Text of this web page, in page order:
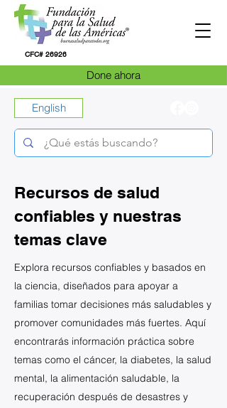
Done ahora
CFC# 26926
English
Recursos de salud
confiables y nuestras
temas clave
​Explora recursos confiables y basados en
la ciencia, diseñados para apoyar a
familias tomar decisiones más saludables y
promover comunidades más fuertes. Aquí
encontrarás información práctica sobre
temas como el cáncer, la diabetes, la salud
mental, la alimentación saludable, la
recuperación después de desastres y